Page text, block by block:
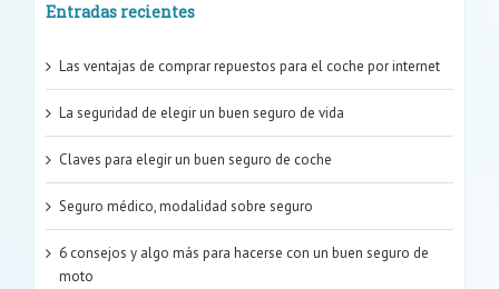
Entradas recientes
Las ventajas de comprar repuestos para el coche por internet
La seguridad de elegir un buen seguro de vida
Claves para elegir un buen seguro de coche
Seguro médico, modalidad sobre seguro
6 consejos y algo más para hacerse con un buen seguro de
moto